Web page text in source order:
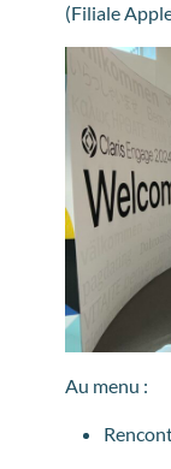
(Filiale
Au menu :